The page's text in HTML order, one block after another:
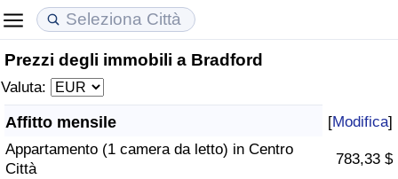
Prezzi degli immobili a Bradford
Valuta:
Affitto mensile [Modifica]
Appartamento (1 camera da letto) in Centro
Città
783,33 $
Costo della vita
Indice Del Costo Della Vita (corrente)
Indice Del Costo Della Vita
Prezzi degli immobili
Indice del Prezzo delle Case (Corrente)
Indice del Prezzo delle Case
Qualità della Vita
Indice della Qualità della Vita
Indice della Qualità della Vita (Corrente)